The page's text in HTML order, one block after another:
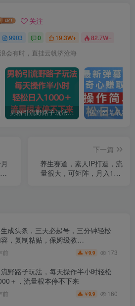
关注
9903 0 19.3W+ 82.7W+
会有时，直挂云帆济沧海
男粉引流野路子玩法，每天操作半小时轻松日入1000＋，流量根本停不下来
下一篇
养生赛道，素人IP打造，流
量很大，可矩阵，月入1w+
成头条，三天必起号，三分钟轻松
，复制粘贴，保姆级教…
前 ￥9.9 173
野路子玩法，每天操作半小时轻松
＋，流量根本停不下来
前 ￥9.9 160